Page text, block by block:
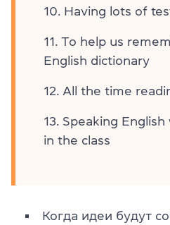
Having lots of
To help us
English dictionary
All the time
Speaking
in the class
Когда идеи будут